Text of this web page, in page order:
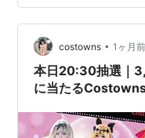
名 赤城ウェン 叢雲カ
伊波ライ 宇佐美リト
costowns • 1ヶ月前
本日20:30抽選｜
に当たる